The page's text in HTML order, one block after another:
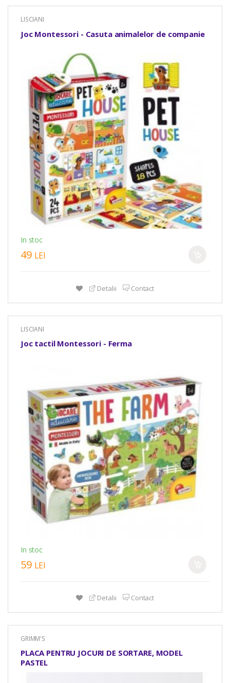
LISCIANI
Joc Montessori - Casuta animalelor de companie
In stoc
49 LEI
Detalii Contact
LISCIANI
Joc tactil Montessori - Ferma
In stoc
59 LEI
Detalii Contact
GRIMM'S
PLACA PENTRU JOCURI DE SORTARE, MODEL
PASTEL